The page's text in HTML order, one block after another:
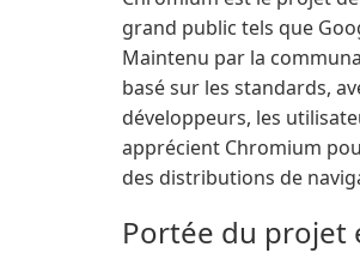
grand public tels que
Maintenu par la
basé sur les standards,
développeurs, les
apprécient Chromium
des distributions de
Portée du projet